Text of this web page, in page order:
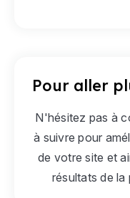
Pour aller
N'hésitez pas à
à suivre pour
de votre site et
résultats de la